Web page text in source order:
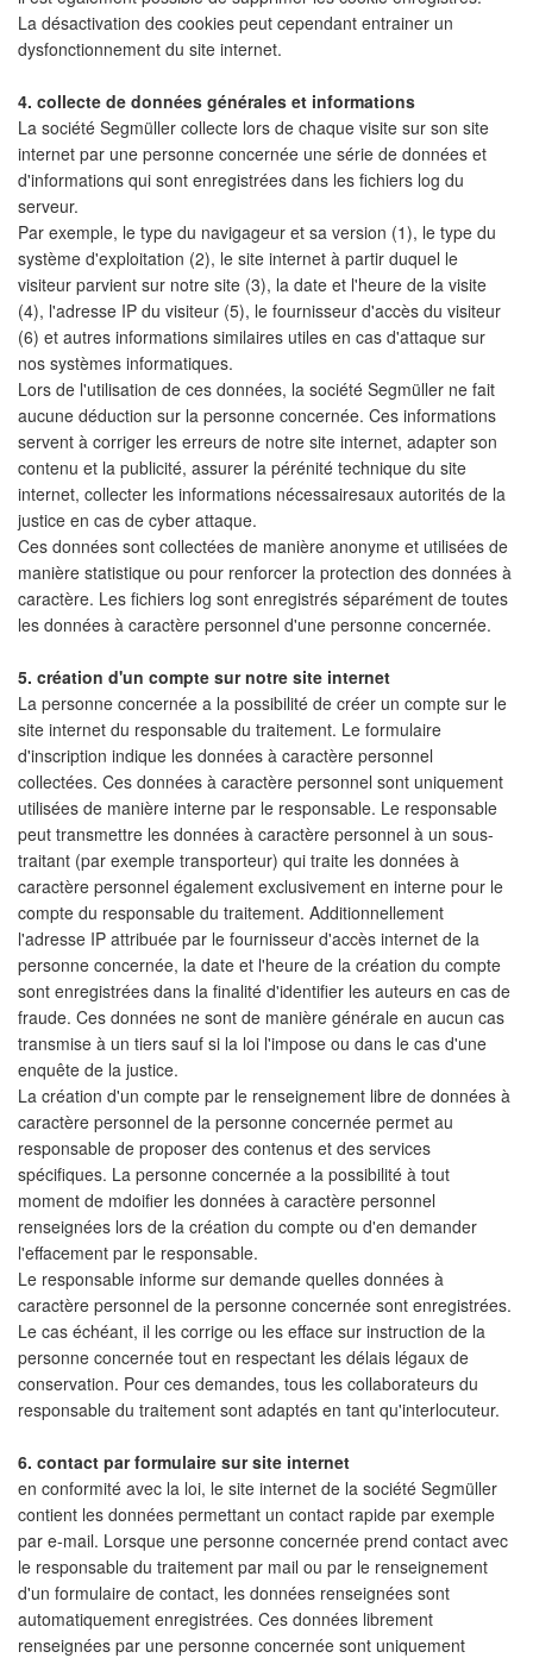
La désactivation des cookies peut cependant entrainer un
dysfonctionnement du site internet.
4. collecte de données générales et informations
La société Segmüller collecte lors de chaque visite sur son site
internet par une personne concernée une série de données et
d'informations qui sont enregistrées dans les fichiers log du
serveur.
Par exemple, le type du navigageur et sa version (1), le type du
système d'exploitation (2), le site internet à partir duquel le
visiteur parvient sur notre site (3), la date et l'heure de la visite
(4), l'adresse IP du visiteur (5), le fournisseur d'accès du visiteur
(6) et autres informations similaires utiles en cas d'attaque sur
nos systèmes informatiques.
Lors de l'utilisation de ces données, la société Segmüller ne fait
aucune déduction sur la personne concernée. Ces informations
servent à corriger les erreurs de notre site internet, adapter son
contenu et la publicité, assurer la pérénité technique du site
internet, collecter les informations nécessairesaux autorités de la
justice en cas de cyber attaque.
Ces données sont collectées de manière anonyme et utilisées de
manière statistique ou pour renforcer la protection des données à
caractère. Les fichiers log sont enregistrés séparément de toutes
les données à caractère personnel d'une personne concernée.
5. création d'un compte sur notre site internet
La personne concernée a la possibilité de créer un compte sur le
site internet du responsable du traitement. Le formulaire
d'inscription indique les données à caractère personnel
collectées. Ces données à caractère personnel sont uniquement
utilisées de manière interne par le responsable. Le responsable
peut transmettre les données à caractère personnel à un sous-
traitant (par exemple transporteur) qui traite les données à
caractère personnel également exclusivement en interne pour le
compte du responsable du traitement. Additionnellement
l'adresse IP attribuée par le fournisseur d'accès internet de la
personne concernée, la date et l'heure de la création du compte
sont enregistrées dans la finalité d'identifier les auteurs en cas de
fraude. Ces données ne sont de manière générale en aucun cas
transmise à un tiers sauf si la loi l'impose ou dans le cas d'une
enquête de la justice.
La création d'un compte par le renseignement libre de données à
caractère personnel de la personne concernée permet au
responsable de proposer des contenus et des services
spécifiques. La personne concernée a la possibilité à tout
moment de mdoifier les données à caractère personnel
renseignées lors de la création du compte ou d'en demander
l'effacement par le responsable.
Le responsable informe sur demande quelles données à
caractère personnel de la personne concernée sont enregistrées.
Le cas échéant, il les corrige ou les efface sur instruction de la
personne concernée tout en respectant les délais légaux de
conservation. Pour ces demandes, tous les collaborateurs du
responsable du traitement sont adaptés en tant qu'interlocuteur.
6. contact par formulaire sur site internet
en conformité avec la loi, le site internet de la société Segmüller
contient les données permettant un contact rapide par exemple
par e-mail. Lorsque une personne concernée prend contact avec
le responsable du traitement par mail ou par le renseignement
d'un formulaire de contact, les données renseignées sont
automatiquement enregistrées. Ces données librement
renseignées par une personne concernée sont uniquement